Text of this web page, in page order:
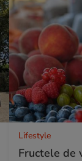
Lifestyle
Fructele de